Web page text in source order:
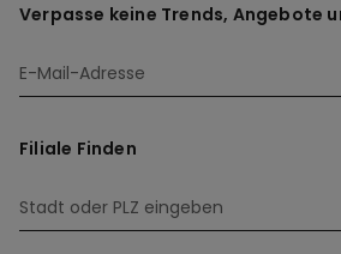
Verpasse keine Trends, Angebote
Filiale Finden